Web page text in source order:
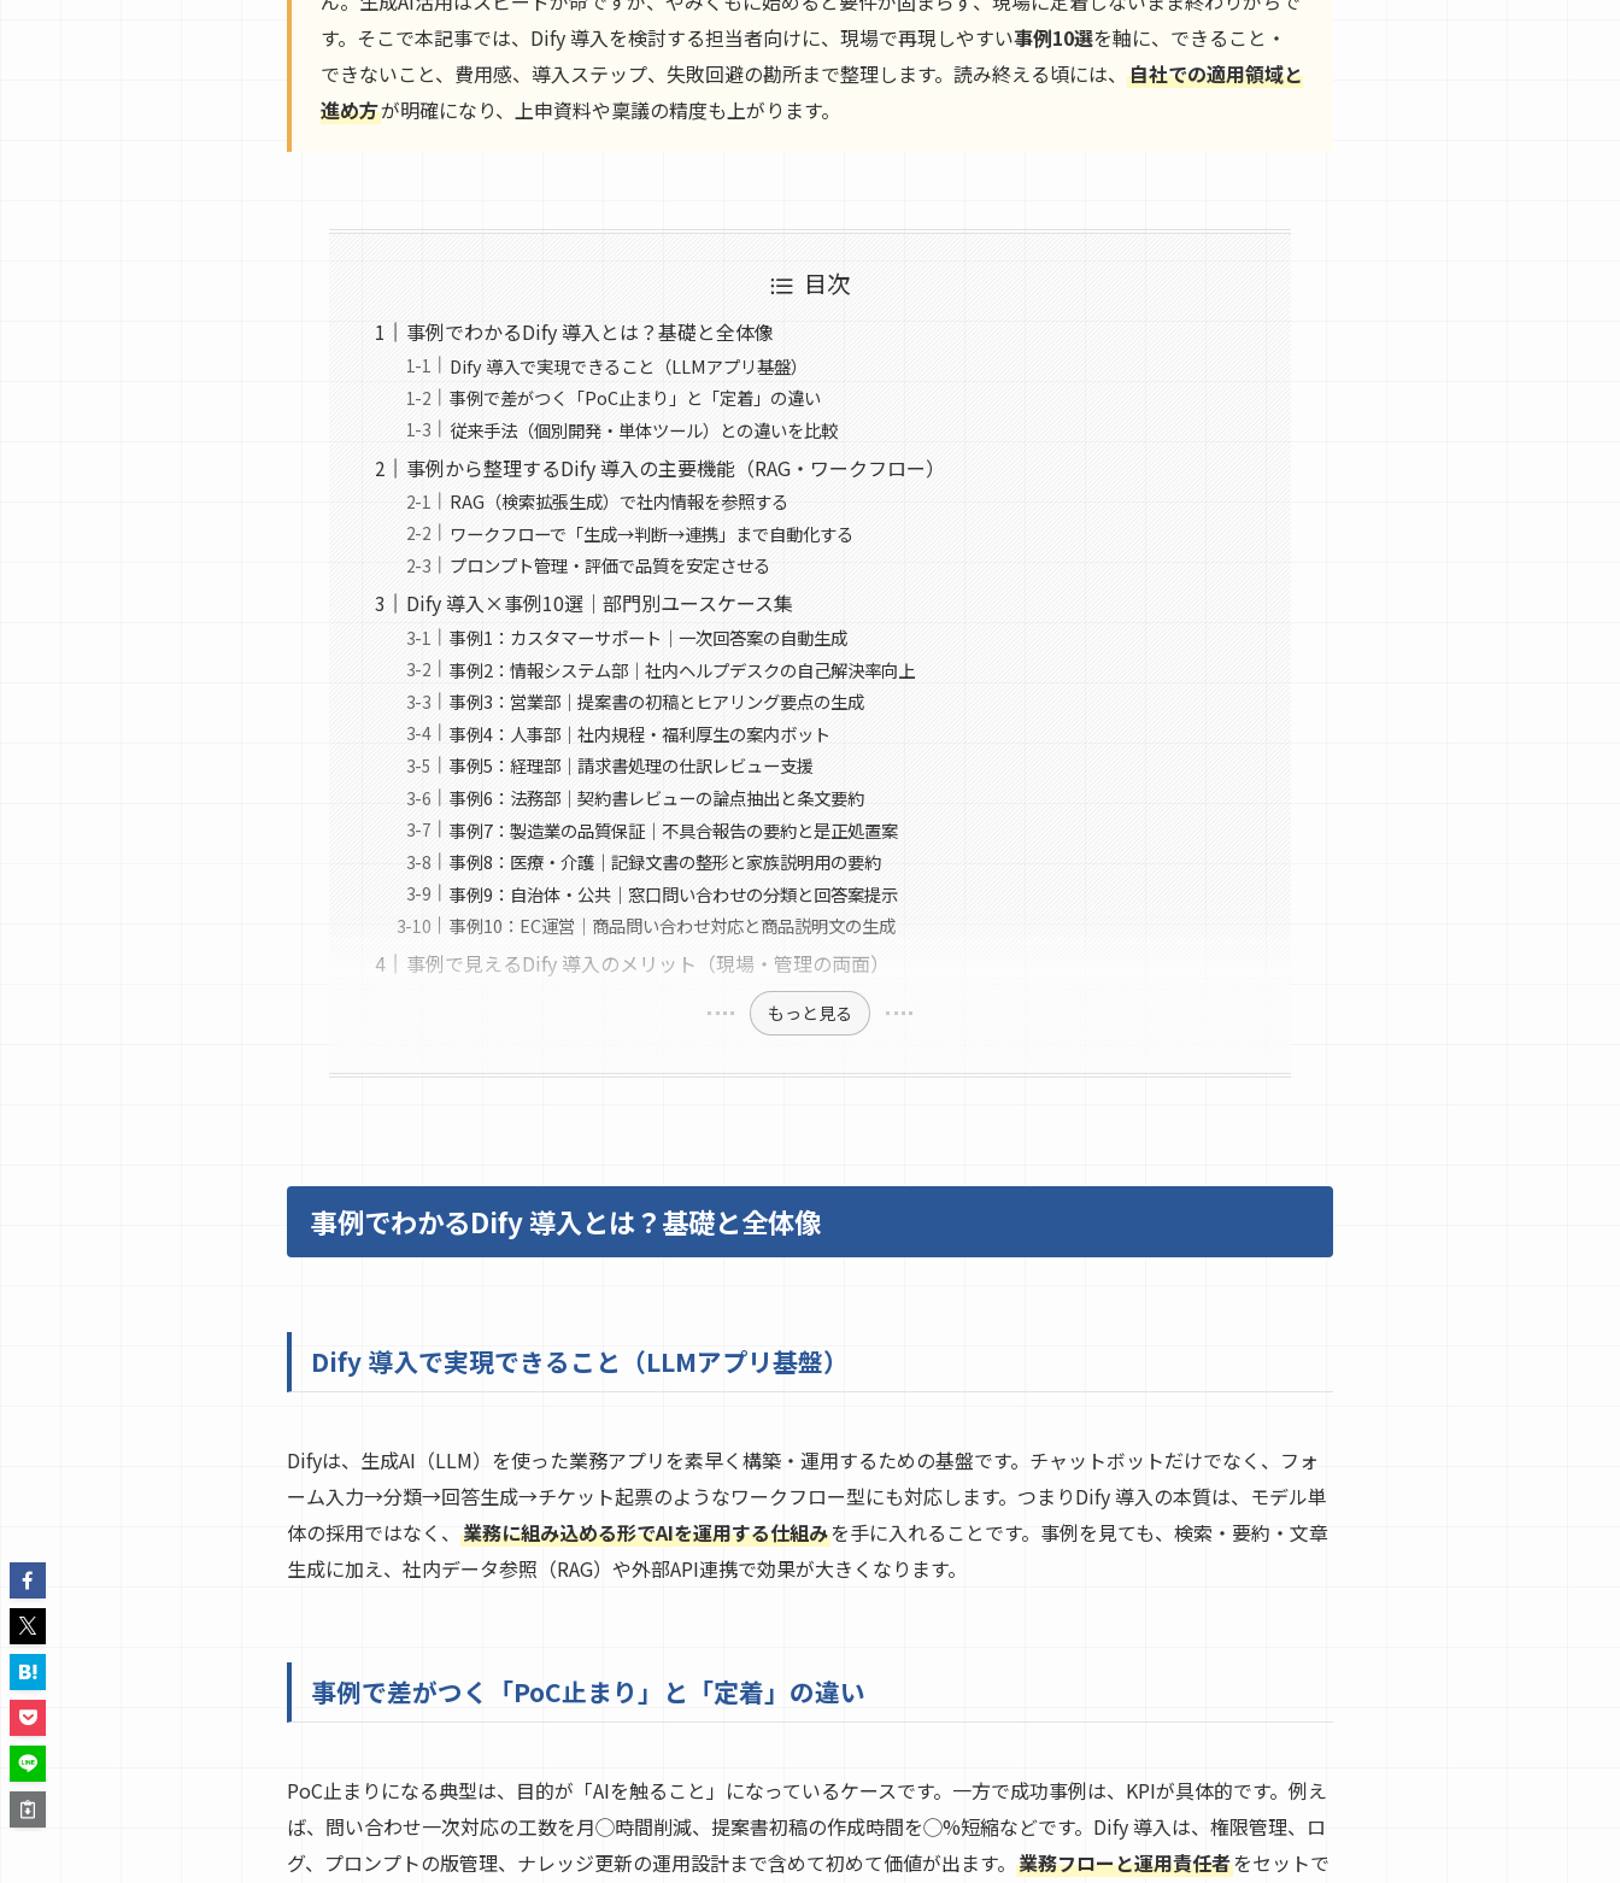
す。そこで本記事では、Dify 導入を検討する担当者向けに、現場で再現しやすい事例10選を軸に、できること・
できないこと、費用感、導入ステップ、失敗回避の勘所まで整理します。読み終える頃には、 自社での適用領域と
進め方が明確になり、上申資料や稟議の精度も上がります。
目次
事例でわかるDify 導入とは？基礎と全体像
Dify 導入で実現できること（LLMアプリ基盤）
事例で差がつく「PoC止まり」と「定着」の違い
従来手法（個別開発・単体ツール）との違いを比較
事例から整理するDify 導入の主要機能（RAG・ワークフロー）
RAG（検索拡張生成）で社内情報を参照する
ワークフローで「生成→判断→連携」まで自動化する
プロンプト管理・評価で品質を安定させる
Dify 導入×事例10選｜部門別ユースケース集
事例1：カスタマーサポート｜一次回答案の自動生成
事例2：情報システム部｜社内ヘルプデスクの自己解決率向上
事例3：営業部｜提案書の初稿とヒアリング要点の生成
事例4：人事部｜社内規程・福利厚生の案内ボット
事例5：経理部｜請求書処理の仕訳レビュー支援
事例6：法務部｜契約書レビューの論点抽出と条文要約
事例7：製造業の品質保証｜不具合報告の要約と是正処置案
事例8：医療・介護｜記録文書の整形と家族説明用の要約
事例9：自治体・公共｜窓口問い合わせの分類と回答案提示
事例10：EC運営｜商品問い合わせ対応と商品説明文の生成
事例で見えるDify 導入のメリット（現場・管理の両面）
もっと見る
事例でわかるDify 導入とは？基礎と全体像
Dify 導入で実現できること（LLMアプリ基盤）
Difyは、生成AI（LLM）を使った業務アプリを素早く構築・運用するための基盤です。チャットボットだけでなく、フォ
ーム入力→分類→回答生成→チケット起票のようなワークフロー型にも対応します。つまりDify 導入の本質は、モデル単
体の採用ではなく、 業務に組み込める形でAIを運用する仕組みを手に入れることです。事例を見ても、検索・要約・文章
生成に加え、社内データ参照（RAG）や外部API連携で効果が大きくなります。
事例で差がつく「PoC止まり」と「定着」の違い
PoC止まりになる典型は、目的が「AIを触ること」になっているケースです。一方で成功事例は、KPIが具体的です。例え
ば、問い合わせ一次対応の工数を月◯時間削減、提案書初稿の作成時間を◯%短縮などです。Dify 導入は、権限管理、ロ
グ、プロンプトの版管理、ナレッジ更新の運用設計まで含めて初めて価値が出ます。 業務フローと運用責任者をセットで